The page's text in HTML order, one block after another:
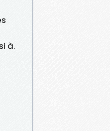
à.